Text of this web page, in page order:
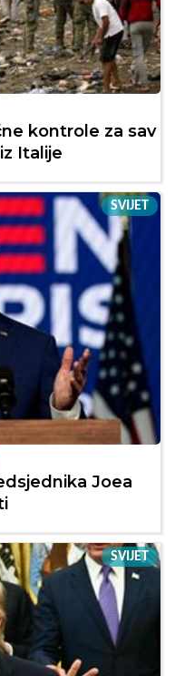
kontrole za sav
Italije
SVIJET
Joea
SVIJET